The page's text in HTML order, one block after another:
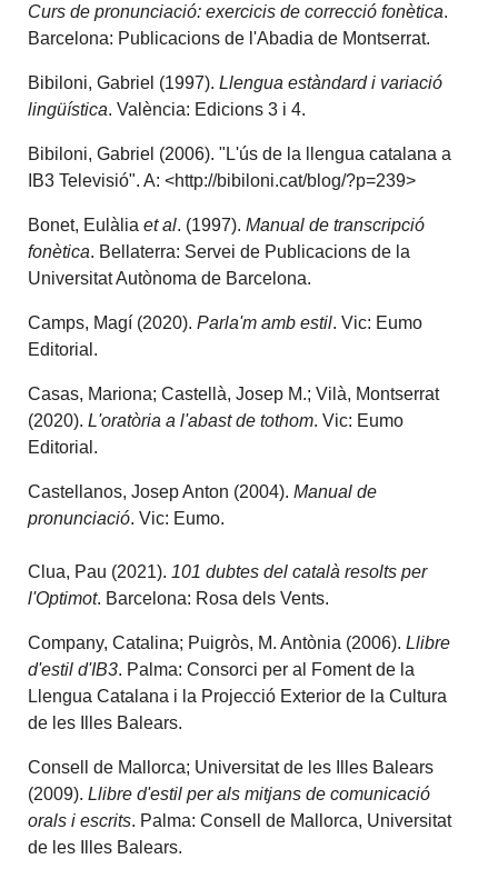
Curs de pronunciació: exercicis de correcció fonètica.
Barcelona: Publicacions de l'Abadia de Montserrat.
Bibiloni, Gabriel (1997).Llengua estàndard i variació
lingüística. València: Edicions 3 i 4.
Bibiloni, Gabriel (2006). "L'ús de la llengua catalana a
IB3 Televisió". A: <http://bibiloni.cat/blog/?p=239>
Bonet, Eulàliaet al. (1997).Manual de transcripció
fonètica. Bellaterra: Servei de Publicacions de la
Universitat Autònoma de Barcelona.
Camps, Magí (2020).Parla'm amb estil. Vic: Eumo
Editorial.
Casas, Mariona; Castellà, Josep M.; Vilà, Montserrat
(2020).L'oratòria a l'abast de tothom. Vic: Eumo
Editorial.
Castellanos, Josep Anton (2004).Manual de
pronunciació. Vic: Eumo.
Clua, Pau (2021). 101 dubtes del català resolts per
l'Optimot. Barcelona: Rosa dels Vents.
Company, Catalina; Puigròs, M. Antònia (2006).Llibre
d'estil d'IB3. Palma: Consorci per al Foment de la
Llengua Catalana i la Projecció Exterior de la Cultura
de les Illes Balears.
Consell de Mallorca; Universitat de les Illes Balears
(2009).Llibre d'estil per als mitjans de comunicació
orals i escrits. Palma: Consell de Mallorca, Universitat
de les Illes Balears.